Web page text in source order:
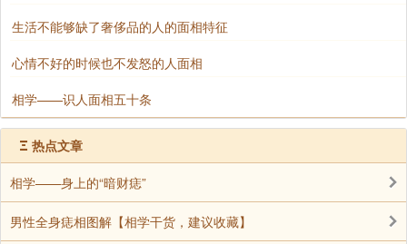
运，生活中容易遭遇不顺。
7、耳形奇特，人生坎坷
耳形怪异，如耳朵过小、形状尖薄、歪斜等，往
往意味着人生不顺。这类人可能在事业、感情、家庭等
方面遭遇较多挑战，难以稳定发展。如果再加上耳朵缺
角或有明显的伤疤，可能预示着一生多波折，甚至容易
遭遇意外之灾。
生活不能够缺了奢侈品的人的面相特征
心情不好的时候也不发怒的人面相
相学——识人面相五十条
Ξ 热点文章
相学——身上的“暗财痣”
男性全身痣相图解【相学干货，建议收藏】